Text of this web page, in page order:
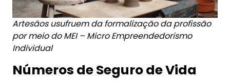
Artesãos usufruem da formalização da profissão
por meio do MEI – Micro Empreendedorismo
Individual
Números de Seguro de Vida